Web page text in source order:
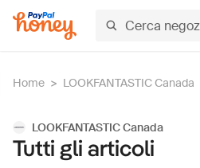
Home > LOOKFANTASTIC Canada
LOOKFANTASTIC Canada
Tutti gli articoli